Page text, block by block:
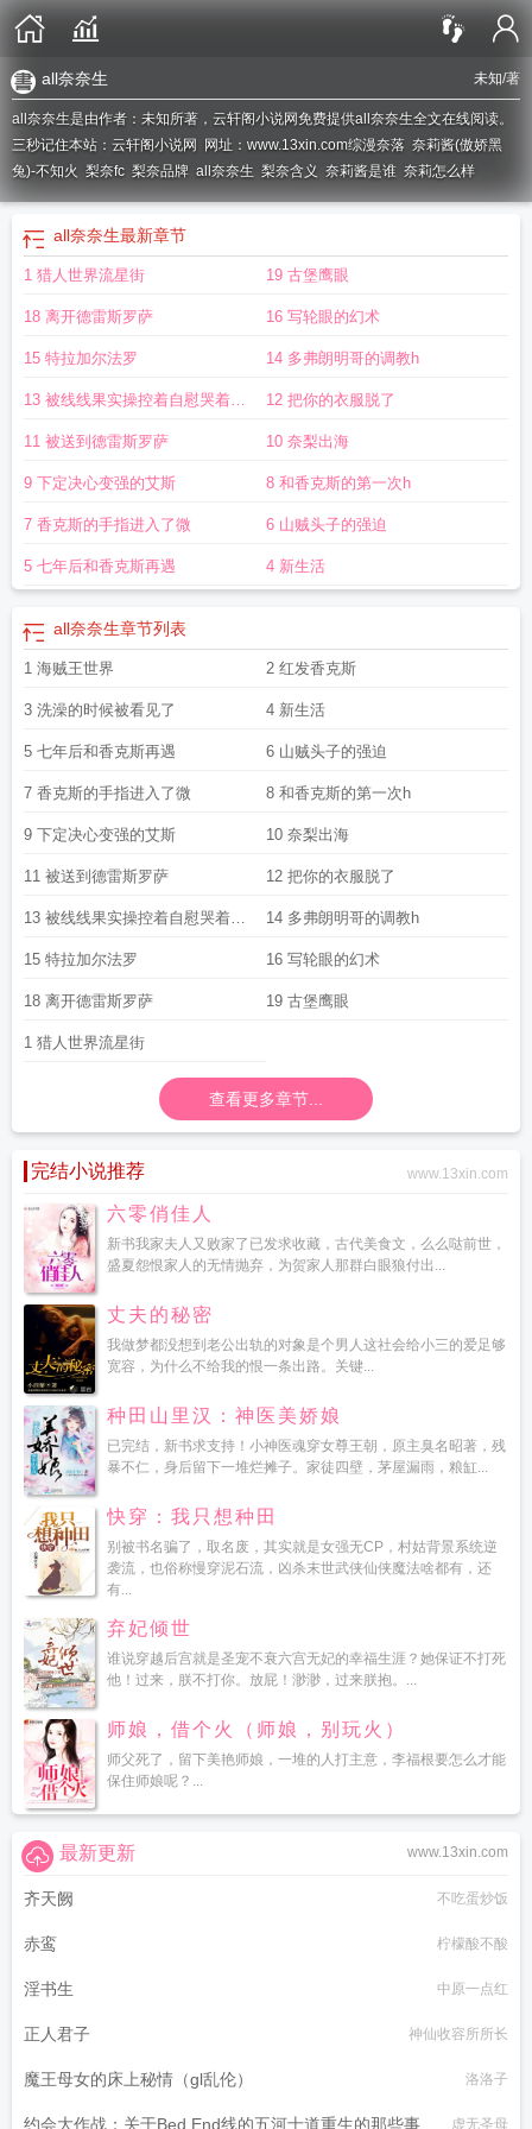
未知/著
all奈奈生
all奈奈生是由作者：未知所著，云轩阁小说网免费提供all奈奈生全文在线阅读。
三秒记住本站：云轩阁小说网 网址：www.13xin.com综漫奈落 奈莉酱(傲娇黑
兔)-不知火 梨奈fc 梨奈品牌 all奈奈生 梨奈含义 奈莉酱是谁 奈莉怎么样
all奈奈生最新章节
1 猎人世界流星街 19 古堡鹰眼
18 离开德雷斯罗萨 16 写轮眼的幻术
15 特拉加尔法罗 14 多弗朗明哥的调教h
13 被线线果实操控着自慰哭着求
多弗朗明哥进入h
12 把你的衣服脱了
11 被送到德雷斯罗萨 10 奈梨出海
9 下定决心变强的艾斯 8 和香克斯的第一次h
7 香克斯的手指进入了微 6 山贼头子的强迫
5 七年后和香克斯再遇 4 新生活
all奈奈生章节列表
1 海贼王世界 2 红发香克斯
3 洗澡的时候被看见了 4 新生活
5 七年后和香克斯再遇 6 山贼头子的强迫
7 香克斯的手指进入了微 8 和香克斯的第一次h
9 下定决心变强的艾斯 10 奈梨出海
11 被送到德雷斯罗萨 12 把你的衣服脱了
13 被线线果实操控着自慰哭着求
多弗朗明哥进入h
14 多弗朗明哥的调教h
15 特拉加尔法罗 16 写轮眼的幻术
18 离开德雷斯罗萨 19 古堡鹰眼
1 猎人世界流星街
查看更多章节...
完结小说推荐 www.13xin.com
六零俏佳人
新书我家夫人又败家了已发求收藏，古代美食文，么么哒前世，
盛夏怨恨家人的无情抛弃，为贺家人那群白眼狼付出...
丈夫的秘密
我做梦都没想到老公出轨的对象是个男人这社会给小三的爱足够
宽容，为什么不给我的恨一条出路。关键...
种田山里汉：神医美娇娘
已完结，新书求支持！小神医魂穿女尊王朝，原主臭名昭著，残
暴不仁，身后留下一堆烂摊子。家徒四壁，茅屋漏雨，粮缸...
快穿：我只想种田
别被书名骗了，取名废，其实就是女强无CP，村姑背景系统逆
袭流，也俗称慢穿泥石流，凶杀末世武侠仙侠魔法啥都有，还
有...
弃妃倾世
谁说穿越后宫就是圣宠不衰六宫无妃的幸福生涯？她保证不打死
他！过来，朕不打你。放屁！渺渺，过来朕抱。...
师娘，借个火（师娘，别玩火）
师父死了，留下美艳师娘，一堆的人打主意，李福根要怎么才能
保住师娘呢？...
www.13xin.com
最新更新
齐天阙 不吃蛋炒饭
赤鸾 柠檬酸不酸
淫书生 中原一点红
正人君子 神仙收容所所长
魔王母女的床上秘情（gl乱伦） 洛洛子
约会大作战：关于Bed End线的五河士道重生的那些事 虚无圣母